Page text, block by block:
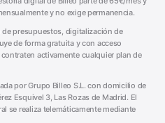
y no exige permanencia.
presupuestos, digitalización de
de forma gratuita y con acceso
activamente cualquier plan de
por Grupo Billeo S.L. con domicilio de
Esquivel 3, Las Rozas de Madrid. El
se realiza telemáticamente mediante